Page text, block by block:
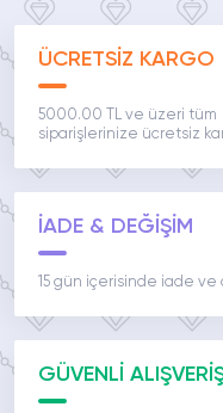
ÜCRETSİZ KARGO
5000.00 TL ve üzeri tüm
siparişlerinize ücretsiz
İADE & DEĞİŞİM
15 gün içerisinde iade ve
GÜVENLİ